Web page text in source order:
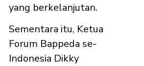
yang berkelanjutan.
Sementara itu, Ketua
Forum Bappeda se-
Indonesia Dikky